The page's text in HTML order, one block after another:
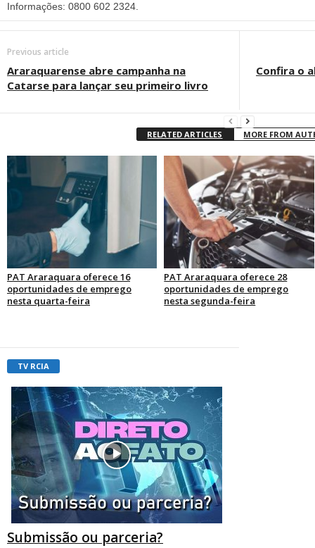
Informações: 0800 602 2324.
Previous article
Araraquarense abre campanha na
Catarse para lançar seu primeiro livro
Confira o
RELATED ARTICLES MORE FROM
PAT Araraquara oferece 16
oportunidades de emprego
nesta quarta-feira
PAT Araraquara oferece 28
oportunidades de emprego
nesta segunda-feira
TV RCIA
Submissão ou parceria?